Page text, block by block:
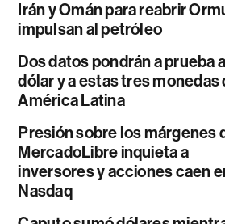
Irán y Omán para reabrir
impulsan al petróleo
Dos datos pondrán a prueba
dólar y a estas tres monedas
América Latina
Presión sobre los márgenes
MercadoLibre inquieta a
inversores y acciones caen
Nasdaq